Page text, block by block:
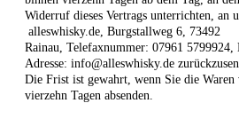
Widerruf dieses Vertrags unterrichten, an
alleswhisky.de, Burgstallweg 6, 73492
Rainau Telefaxnummer: 07961 5799924,
Adresse: info@alleswhisky.de
Die Frist ist gewahrt, wenn Sie die
vierzehn Tagen absenden.